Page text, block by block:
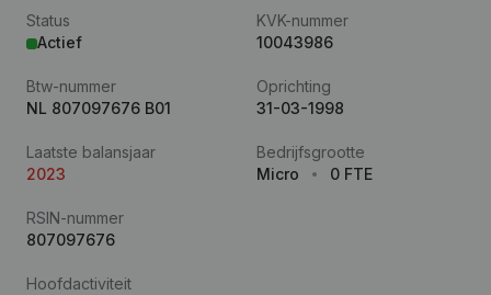
Status
Actief
KVK-nummer
10043986
Btw-nummer
NL 807097676 B01
Oprichting
31-03-1998
Laatste balansjaar
2023
Bedrijfsgrootte
Micro
0 FTE
RSIN-nummer
807097676
Hoofdactiviteit